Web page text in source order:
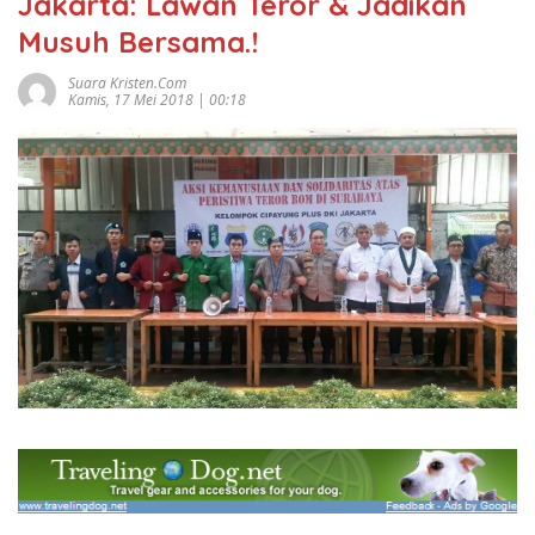
Musuh Bersama.!
Suara Kristen.com
Kamis, 17 Mei 2018 | 00:18